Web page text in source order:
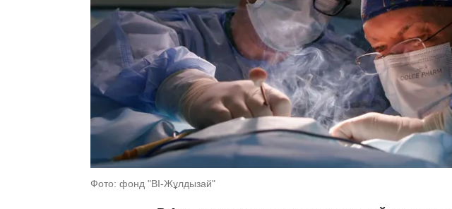
Фото: фонд "BI-Жұлдызай"